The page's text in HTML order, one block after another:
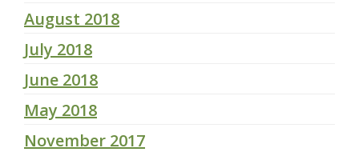
August 2018
July 2018
June 2018
May 2018
November 2017